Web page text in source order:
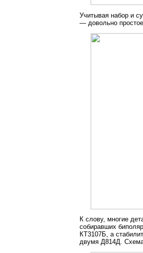
Учитывая набор и
— довольно
К слову, многие
собиравших
КТ3107Б, а
двумя Д814Д.